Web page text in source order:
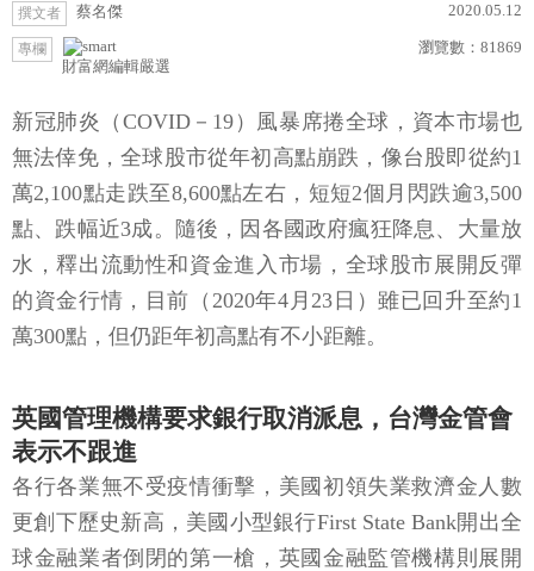
撰文者 蔡名傑 2020.05.12
專欄
財富網編輯嚴選
瀏覽數： 81869
新冠肺炎（COVID－19）風暴席捲全球，資本市場也
無法倖免，全球股市從年初高點崩跌，像台股即從約1
萬2,100點走跌至8,600點左右，短短2個月閃跌逾3,500
點、跌幅近3成。隨後，因各國政府瘋狂降息、大量放
水，釋出流動性和資金進入市場，全球股市展開反彈
的資金行情，目前（2020年4月23日）雖已回升至約1
萬300點，但仍距年初高點有不小距離。
英國管理機構要求銀行取消派息，台灣金管會
表示不跟進
各行各業無不受疫情衝擊，美國初領失業救濟金人數
更創下歷史新高，美國小型銀行First State Bank開出全
球金融業者倒閉的第一槍，英國金融監管機構則展開